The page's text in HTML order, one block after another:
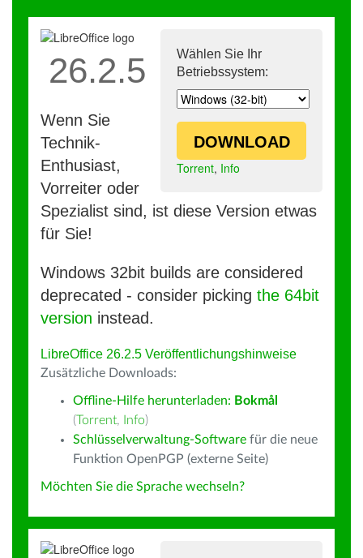
Wählen Sie Ihr
Betriebssystem:
DOWNLOAD
Torrent, Info
26.2.5
Wenn Sie
Technik-
Enthusiast,
Vorreiter oder
Spezialist sind, ist diese Version etwas
für Sie!
Windows 32bit builds are considered
deprecated - consider picking the 64bit
version instead.
LibreOffice 26.2.5 Veröffentlichungshinweise
Zusätzliche Downloads:
Offline-Hilfe herunterladen: Bokmål
(Torrent, Info)
Schlüsselverwaltung-Software für die neue
Funktion OpenPGP (externe Seite)
Möchten Sie die Sprache wechseln?